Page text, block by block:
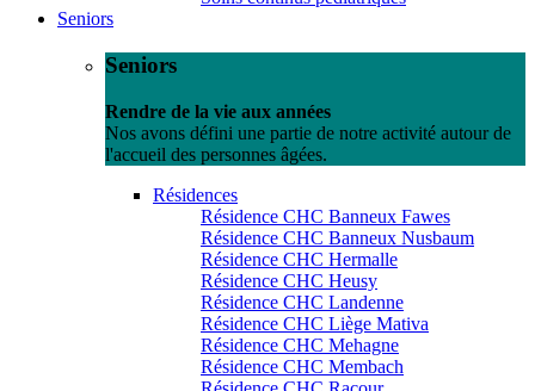
Seniors
Seniors
Rendre de la vie aux années
Nos avons défini une partie de notre activité autour de
l'accueil des personnes âgées.
Résidences
Résidence CHC Banneux Fawes
Résidence CHC Banneux Nusbaum
Résidence CHC Hermalle
Résidence CHC Heusy
Résidence CHC Landenne
Résidence CHC Liège Mativa
Résidence CHC Mehagne
Résidence CHC Membach